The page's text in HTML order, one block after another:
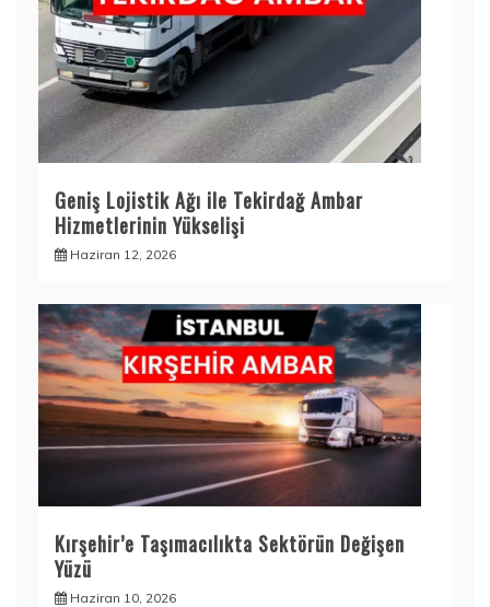
Geniş Lojistik Ağı ile Tekirdağ Ambar
Hizmetlerinin Yükselişi
Haziran 12, 2026
Kırşehir’e Taşımacılıkta Sektörün Değişen
Yüzü
Haziran 10, 2026